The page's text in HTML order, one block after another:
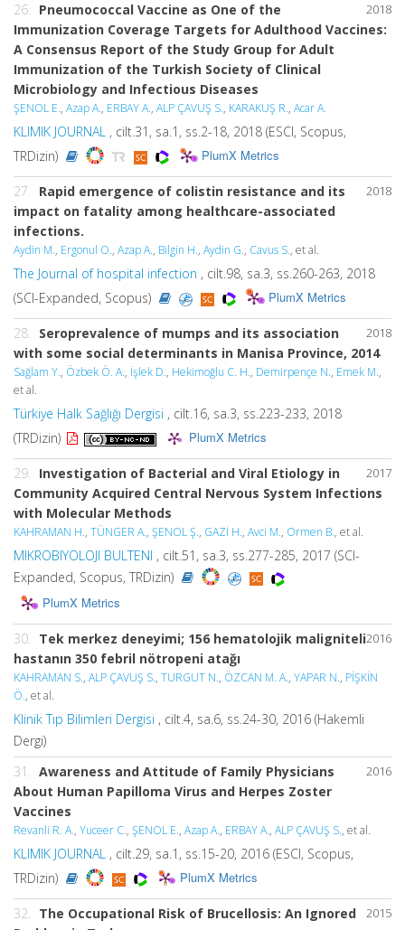
2018
26. Pneumococcal Vaccine as One of the
Immunization Coverage Targets for Adulthood Vaccines:
A Consensus Report of the Study Group for Adult
Immunization of the Turkish Society of Clinical
Microbiology and Infectious Diseases
ŞENOL E., Azap A., ERBAY A., ALP ÇAVUŞ S., KARAKUŞ R., Acar A.
KLIMIK JOURNAL , cilt.31, sa.1, ss.2-18, 2018 (ESCI, Scopus,
TRDizin)
PlumX Metrics
2018
27. Rapid emergence of colistin resistance and its
impact on fatality among healthcare-associated
infections.
Aydin M., Ergonul O., Azap A., Bilgin H., Aydin G., Cavus S., et al.
The Journal of hospital infection , cilt.98, sa.3, ss.260-263, 2018
(SCI-Expanded, Scopus)
PlumX Metrics
2018
28. Seroprevalence of mumps and its association
with some social determinants in Manisa Province, 2014
Sağlam Y., Özbek Ö. A., İşlek D., Hekimoğlu C. H., Demirpençe N., Emek M.,
et al.
Türkiye Halk Sağlığı Dergisi , cilt.16, sa.3, ss.223-233, 2018
(TRDizin)
PlumX Metrics
2017
29. Investigation of Bacterial and Viral Etiology in
Community Acquired Central Nervous System Infections
with Molecular Methods
KAHRAMAN H., TÜNGER A., ŞENOL Ş., GAZİ H., Avci M., Ormen B., et al.
MIKROBIYOLOJI BULTENI , cilt.51, sa.3, ss.277-285, 2017 (SCI-
Expanded, Scopus, TRDizin)
PlumX Metrics
2016
30. Tek merkez deneyimi; 156 hematolojik maligniteli
hastanın 350 febril nötropeni atağı
KAHRAMAN S., ALP ÇAVUŞ S., TURGUT N., ÖZCAN M. A., YAPAR N., PİŞKİN
Ö., et al.
Klinik Tıp Bilimleri Dergisi , cilt.4, sa.6, ss.24-30, 2016 (Hakemli
Dergi)
2016
31. Awareness and Attitude of Family Physicians
About Human Papilloma Virus and Herpes Zoster
Vaccines
Revanli R. A., Yuceer C., ŞENOL E., Azap A., ERBAY A., ALP ÇAVUŞ S., et al.
KLIMIK JOURNAL , cilt.29, sa.1, ss.15-20, 2016 (ESCI, Scopus,
TRDizin)
PlumX Metrics
2015
32. The Occupational Risk of Brucellosis: An Ignored